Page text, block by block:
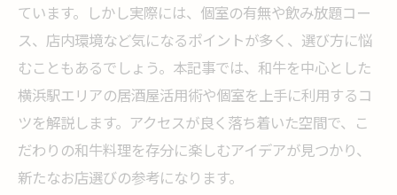
ています。しかし実際には、個室の有無や飲み放題コー
ス、店内環境など気になるポイントが多く、選び方に悩
むこともあるでしょう。本記事では、和牛を中心とした
横浜駅エリアの居酒屋活用術や個室を上手に利用するコ
ツを解説します。アクセスが良く落ち着いた空間で、こ
だわりの和牛料理を存分に楽しむアイデアが見つかり、
新たなお店選びの参考になります。